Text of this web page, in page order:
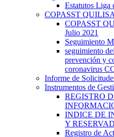
Estatutos Liga
COPASST
COPASST
Julio 2021
Seguimiento
seguimiento
prevención y
coronavirus
Informe de
Instrumentos de
REGISTRO
INDICE DE
Y
Registro de